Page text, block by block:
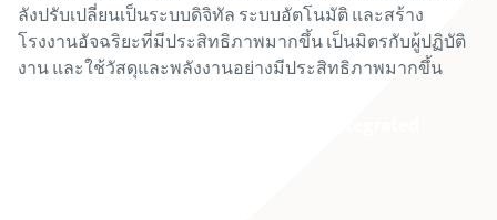
ลังปรับเปลี่ยนเป็นระบบดิจิทัล ระบบอัตโนมัติ และสร้าง
โรงงานอัจฉริยะที่มีประสิทธิภาพมากขึ้น เป็นมิตรกับผู้ปฏิบัติ
งาน และใช้วัสดุและพลังงานอย่างมีประสิทธิภาพมากขึ้น